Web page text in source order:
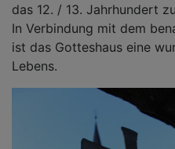
das 12. / 13. Jahrhundert
In Verbindung mit dem
ist das Gotteshaus eine
Lebens.